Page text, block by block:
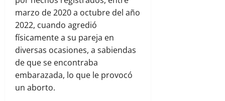
marzo de 2020 a octubre del año
2022, cuando agredió
físicamente a su pareja en
diversas ocasiones, a sabiendas
de que se encontraba
embarazada, lo que le provocó
un aborto.